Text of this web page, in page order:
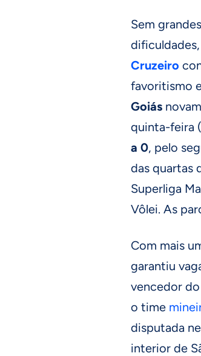
Sem grandes
Cruzeiro
favoritismo
Goiás
quinta-feira
a 0, pelo
das quartas
Superliga
Vôlei. As
Com mais
garantiu
vencedor
o time
disputada
interior de